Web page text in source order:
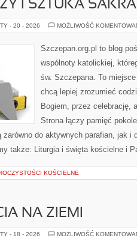
I SZTUKA
- 20 - 2026 MOŻLIWOŚĆ
Szczepan.org.pl to blog
wspólnoty katolickiej,
św. Szczepana. To
chcą lepiej zrozumieć
Bogiem, przez celebrację,
Strona łączy pamięć
do aktywnych parafian, jak i
także: Liturgia i święta kościelne i
KOŚCIELNE
NA ZIEMI
- 18 - 2026 MOŻLIWOŚĆ